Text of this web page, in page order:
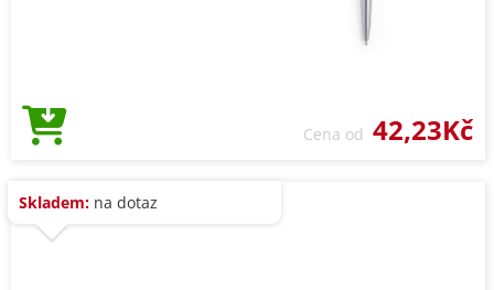
Cena od 42,23Kč
Skladem: na dotaz